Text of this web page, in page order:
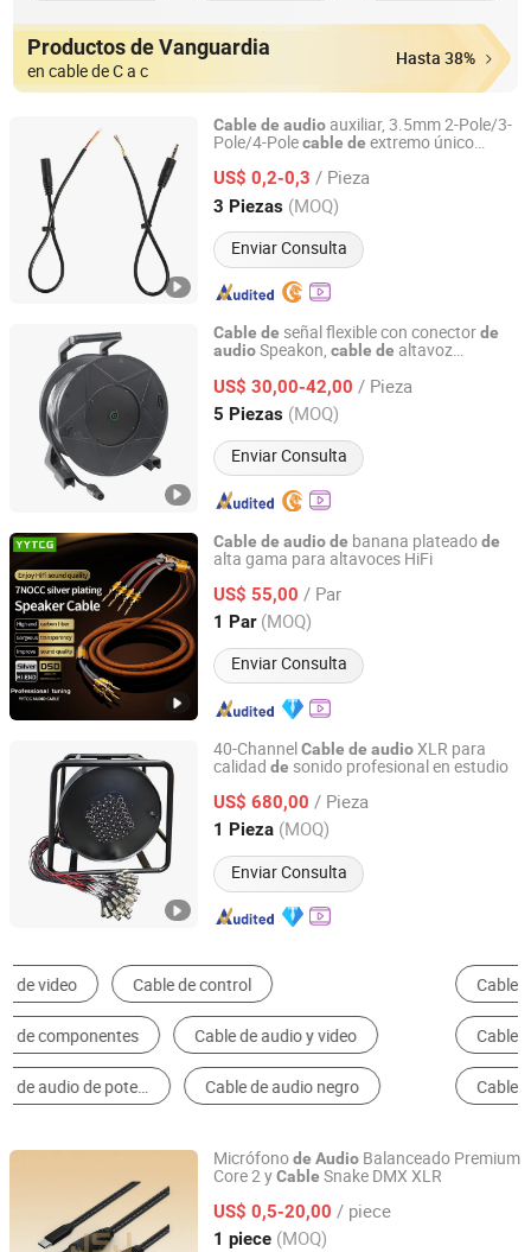
Productos de Vanguardia
en cable de C a c
Hasta 38%
Cable de audio auxiliar, 3.5mm 2-Pole/3-
Pole/4-Polecable de extremo único
micrófono, auriculares,
cable auxiliar
US$ 0,2-0,3 / Pieza
3 Piezas (MOQ)
Enviar Consulta
Shenzhen Huajunxin Electronic Technology Co., Ltd.
Guangdong, China Desde 2026
Cable de señal flexible con conectorde
audioSpeakon, cable de altavoz
US$ 30,00-42,00 / Pieza
5 Piezas (MOQ)
Enviar Consulta
ROSAFEELING INDUSTRIES INC LIMITED
Zhejiang, China Desde 2020
Cable de audiode banana plateadode
alta gama para altavoces HiFi
US$ 55,00 / Par
1 Par (MOQ)
Enviar Consulta
Foshan Yangyang Optoelectronic Technology Co., Ltd.
Guangdong, China Desde 2026
40-ChannelCable de audioXLR para
calidad de sonido profesional en estudio
US$ 680,00 / Pieza
1 Pieza (MOQ)
Enviar Consulta
Foshan Yangyang Optoelectronic Technology Co., Ltd.
Guangdong, China Desde 2026
Cable de Audio y Video
Cable de Comunicación Arnés de Cables
Cable de Celular Cable de HDMI
Micrófonode Audio Balanceado Premium
Core 2 yCable Snake DMX XLR
US$ 0,5-20,00 / piece
1 piece (MOQ)
Foshan Yixiantian Technology Co., Ltd.
Guangdong, China Desde 2025